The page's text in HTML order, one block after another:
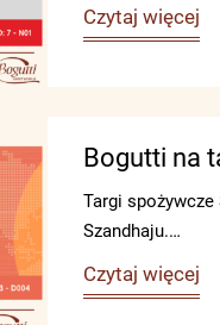
Czytaj więcej
Bogutti na
Targi
Szandhaju.…
Czytaj więcej